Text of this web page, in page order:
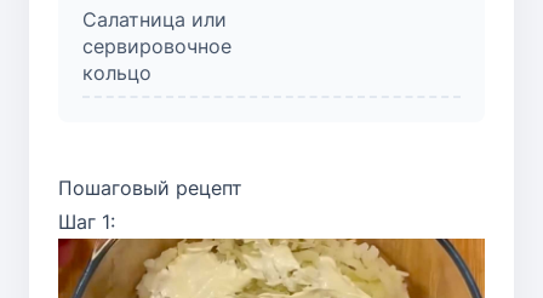
Салатница или
сервировочное
кольцо
Пошаговый рецепт
Шаг 1: